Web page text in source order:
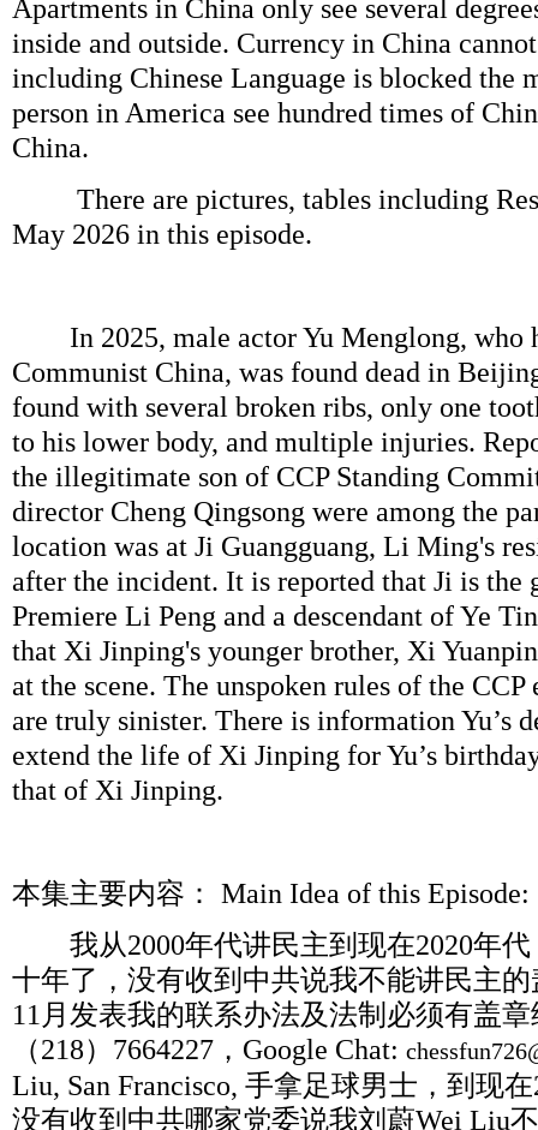
Apartments in China only see several
inside and outside. Currency in China
including Chinese Language is blocked the
person in America see hundred times of
China.
There are pictures, tables including
May 2026 in this episode.
In 2025, male actor Yu Menglong, who
Communist China, was found dead in
found with several broken ribs, only one
to his lower body, and multiple injuries.
the illegitimate son of CCP Standing
director Cheng Qingsong were among the
location was at Ji Guangguang, Li Ming's
after the incident. It is reported that Ji is the
Premiere Li Peng and a descendant of Ye
that Xi Jinping's younger brother, Xi
at the scene. The unspoken rules of the
are truly sinister. There is information Yu’s
extend the life of Xi Jinping for Yu’s
that of Xi Jinping.
本集主要内容：
Main Idea of this
我从2000年代讲民主到现在2020年代
十年了，没有收到中共说我不能讲民主
11 月发表我的联系办法及法制必须有盖
（218） 7664227 ， Google Chat:
Liu, San Francisco, 手拿足球男士，到现在
没有收到中共哪家党委说我刘蔚Wei Liu